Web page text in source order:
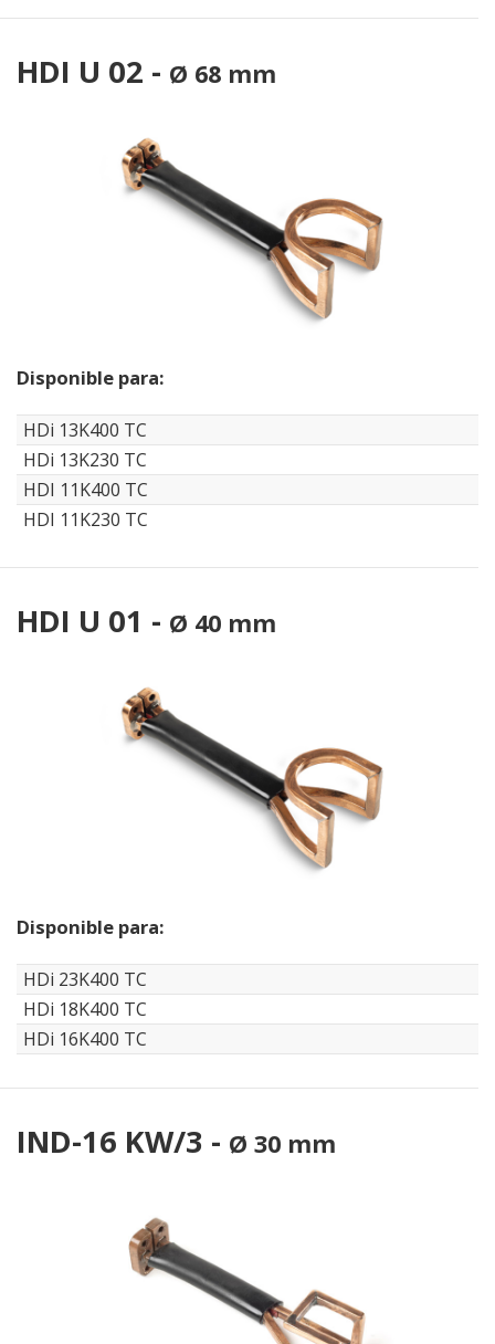
HDI U 02 - Ø 68 mm
Disponible para:
HDi 13K400 TC
HDi 13K230 TC
HDI 11K400 TC
HDI 11K230 TC
HDI U 01 - Ø 40 mm
Disponible para:
HDi 23K400 TC
HDi 18K400 TC
HDi 16K400 TC
IND-16 KW/3 - Ø 30 mm